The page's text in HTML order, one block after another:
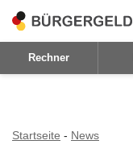
Zum
Inhalt
Rechner
Startseite - News